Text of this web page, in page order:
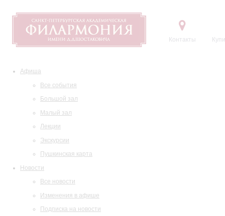
Контакты
Афиша
Все события
Большой зал
Малый зал
Лекции
Экскурсии
Пушкинская карта
Новости
Все новости
Изменения в афише
Подписка на новости